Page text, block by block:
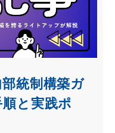
統制構築ガ
と実践ポ